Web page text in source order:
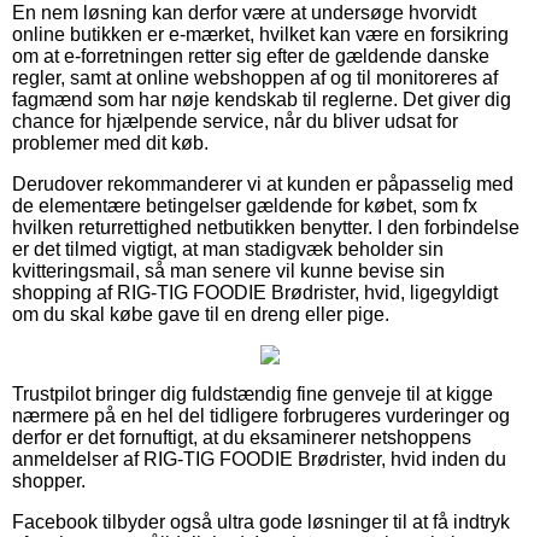
En nem løsning kan derfor være at undersøge hvorvidt
online butikken er e-mærket, hvilket kan være en forsikring
om at e-forretningen retter sig efter de gældende danske
regler, samt at online webshoppen af og til monitoreres af
fagmænd som har nøje kendskab til reglerne. Det giver dig
chance for hjælpende service, når du bliver udsat for
problemer med dit køb.
Derudover rekommanderer vi at kunden er påpasselig med
de elementære betingelser gældende for købet, som fx
hvilken returrettighed netbutikken benytter. I den forbindelse
er det tilmed vigtigt, at man stadigvæk beholder sin
kvitteringsmail, så man senere vil kunne bevise sin
shopping af RIG-TIG FOODIE Brødrister, hvid, ligegyldigt
om du skal købe gave til en dreng eller pige.
Trustpilot bringer dig fuldstændig fine genveje til at kigge
nærmere på en hel del tidligere forbrugeres vurderinger og
derfor er det fornuftigt, at du eksaminerer netshoppens
anmeldelser af RIG-TIG FOODIE Brødrister, hvid inden du
shopper.
Facebook tilbyder også ultra gode løsninger til at få indtryk